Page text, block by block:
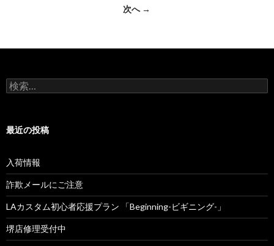
ナ
ゲ
シ
ョ
ン
次へ →
検
索
最近の投稿
入荷情報
詐欺メールにご注意
LAカスタム初心者応援プラン 「Beginning-ビギニング-」
堺店修理受付中